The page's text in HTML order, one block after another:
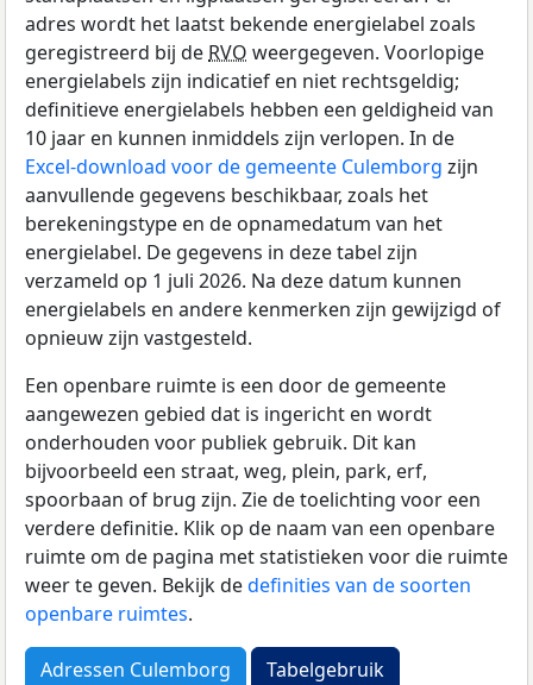
adres wordt het laatst bekende energielabel zoals
geregistreerd bij de RVO weergegeven. Voorlopige
energielabels zijn indicatief en niet rechtsgeldig;
definitieve energielabels hebben een geldigheid van
10 jaar en kunnen inmiddels zijn verlopen. In de
Excel-download voor de gemeente Culemborg zijn
aanvullende gegevens beschikbaar, zoals het
berekeningstype en de opnamedatum van het
energielabel. De gegevens in deze tabel zijn
verzameld op 1 juli 2026. Na deze datum kunnen
energielabels en andere kenmerken zijn gewijzigd of
opnieuw zijn vastgesteld.
Een openbare ruimte is een door de gemeente
aangewezen gebied dat is ingericht en wordt
onderhouden voor publiek gebruik. Dit kan
bijvoorbeeld een straat, weg, plein, park, erf,
spoorbaan of brug zijn. Zie de toelichting voor een
verdere definitie. Klik op de naam van een openbare
ruimte om de pagina met statistieken voor die ruimte
weer te geven. Bekijk dedefinities van de soorten
openbare ruimtes.
Adressen Culemborg Tabelgebruik